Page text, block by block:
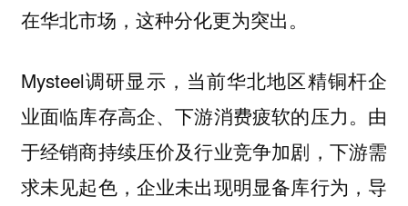
在华北市场，这种分化更为突出。
Mysteel调研显示，当前华北地区精铜杆企
业面临库存高企、下游消费疲软的压力。由
于经销商持续压价及行业竞争加剧，下游需
求未见起色，企业未出现明显备库行为，导